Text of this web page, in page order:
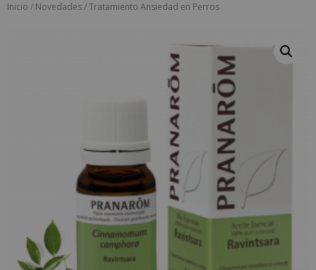
Inicio / Novedades/ Tratamiento Ansiedad en Perros